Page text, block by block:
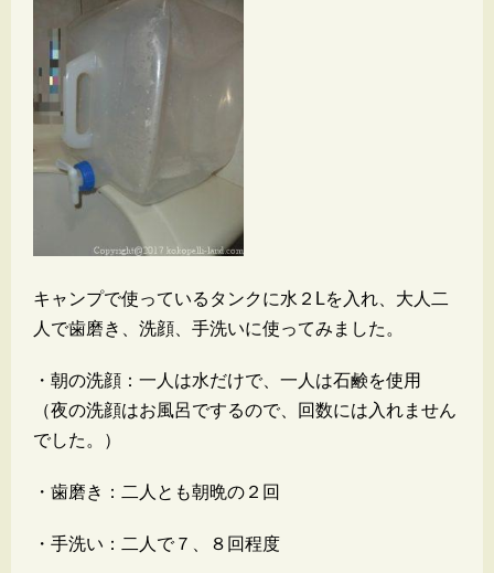
キャンプで使っているタンクに水２Lを入れ、大人二
人で歯磨き、洗顔、手洗いに使ってみました。
・朝の洗顔：一人は水だけで、一人は石鹸を使用
（夜の洗顔はお風呂でするので、回数には入れません
でした。）
・歯磨き：二人とも朝晩の２回
・手洗い：二人で７、８回程度